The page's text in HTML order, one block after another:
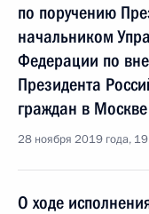
по поручению
начальником
Федерации по
Президента
граждан в
28 ноября 2019 года,
О ходе